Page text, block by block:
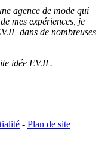
agence de mode qui
mes expériences, je
dans de nombreuses
idée EVJF.
- Plan de site